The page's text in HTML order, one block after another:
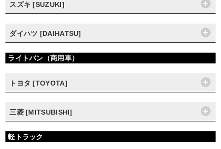
スズキ [SUZUKI]
ダイハツ [DAIHATSU]
ライトバン（商用車）
トヨタ [TOYOTA]
三菱 [MITSUBISHI]
軽トラック